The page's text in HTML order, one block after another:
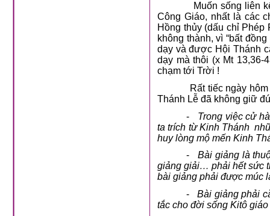
Muốn sống liên
Công Giáo, nhất là các
Hồng thủy (dấu chỉ
không thành, vì “bất
dạy và được Hội Thánh
dạy mà thôi (x Mt
chạm tới Trời !
Rất tiếc ngày
Thánh Lễ đã không giữ
-
Trong việc cử
ta trích từ Kinh Thánh
huy lòng mộ mến Kinh
-
Bài giảng là
giảng giải… phải hết sức
bài giảng phải được múc
-
Bài giảng phải
tắc cho đời sống Kitô